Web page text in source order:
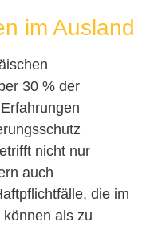
im Ausland
30 % der
nicht nur
auch
die im
als zu